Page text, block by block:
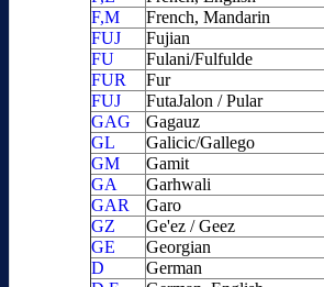
F,M
French, Mandarin
FUJ
Fujian
FU
Fulani/Fulfulde
FUR
Fur
FUJ
FutaJalon / Pular
GAG
Gagauz
GL
Galicic/Gallego
GM
Gamit
GA
Garhwali
GAR
Garo
GZ
Ge'ez / Geez
GE
Georgian
D
German